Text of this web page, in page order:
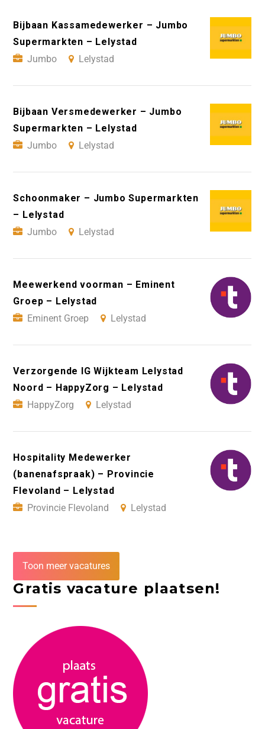
Bijbaan Kassamedewerker – Jumbo
Supermarkten – Lelystad
Jumbo
Lelystad
Bijbaan Versmedewerker – Jumbo
Supermarkten – Lelystad
Jumbo
Lelystad
Schoonmaker – Jumbo Supermarkten
– Lelystad
Jumbo
Lelystad
Meewerkend voorman – Eminent
Groep – Lelystad
Eminent Groep
Lelystad
Verzorgende IG Wijkteam Lelystad
Noord – HappyZorg – Lelystad
HappyZorg
Lelystad
Hospitality Medewerker
(banenafspraak) – Provincie
Flevoland – Lelystad
Provincie Flevoland
Lelystad
Toon meer vacatures
Gratis vacature plaatsen!